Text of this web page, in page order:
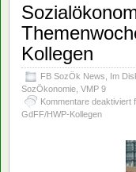
Kollegen
FB SozÖk News Im
SozÖkonomie VMP 9
Kommentare deaktiviert
GdFF/HWP-Kollegen